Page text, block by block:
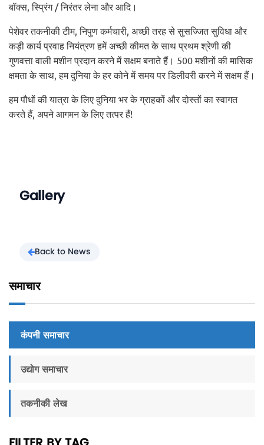
बॉक्स, स्प्रिंग / निरंतर लेना और आदि।
पेशेवर तकनीकी टीम, निपुण कर्मचारी, अच्छी तरह से सुसज्जित सुविधा और
कड़ी कार्य प्रवाह नियंत्रण हमें अच्छी कीमत के साथ प्रथम श्रेणी की
गुणवत्ता वाली मशीन प्रदान करने में सक्षम बनाते हैं। 500 मशीनों की मासिक
क्षमता के साथ, हम दुनिया के हर कोने में समय पर डिलीवरी करने में सक्षम हैं।
हम पौधों की यात्रा के लिए दुनिया भर के ग्राहकों और दोस्तों का स्वागत
करते हैं, अपने आगमन के लिए तत्पर हैं!
Gallery
Back to News
समाचार
कंपनी समाचार
उद्योग समाचार
तकनीकी लेख